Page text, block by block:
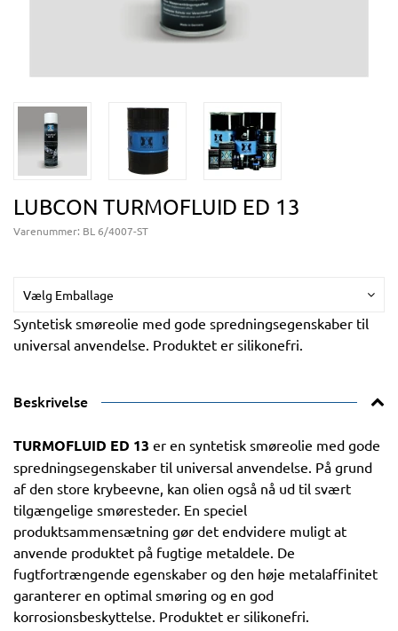
LUBCON TURMOFLUID ED 13
Varenummer: BL 6/4007-ST
Vælg Emballage
Syntetisk smøreolie med gode spredningsegenskaber til
universal anvendelse. Produktet er silikonefri.
Beskrivelse
TURMOFLUID ED 13 er en syntetisk smøreolie med gode
spredningsegenskaber til universal anvendelse. På grund
af den store krybeevne, kan olien også nå ud til svært
tilgængelige smøresteder. En speciel
produktsammensætning gør det endvidere muligt at
anvende produktet på fugtige metaldele. De
fugtfortrængende egenskaber og den høje metalaffinitet
garanterer en optimal smøring og en god
korrosionsbeskyttelse. Produktet er silikonefri.